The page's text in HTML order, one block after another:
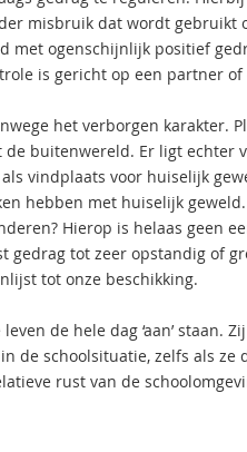
misbruik dat wordt gebruikt
met ogenschijnlijk positief
is gericht op een partner
het verborgen karakter.
buitenwereld. Er ligt echter
vindplaats voor huiselijk
hebben met huiselijk
Hierop is helaas geen
gedrag tot zeer opstandig of
tot onze beschikking.
de hele dag ‘aan’ staan.
de schoolsituatie, zelfs als ze
rust van de